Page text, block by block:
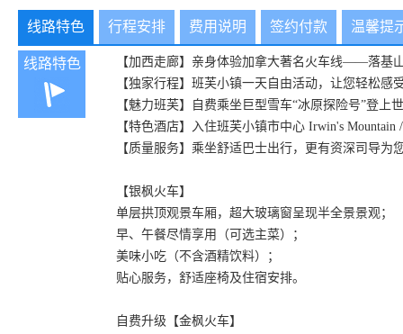
线路特色 行程安排 费用说明 签约付款 温馨提
线路特色
【加西走廊】亲身体验加拿大著名火车线——落基
【独家行程】班芙小镇一天自由活动，让您轻松感
【魅力班芙】自费乘坐巨型雪车“冰原探险号”登上
【特色酒店】入住班芙小镇市中心 Irwin's
【质量服务】乘坐舒适巴士出行，更有资深司导为
【银枫火车】
单层拱顶观景车厢，超大玻璃窗呈现半全景景观；
早、午餐尽情享用（可选主菜）；
美味小吃（不含酒精饮料）；
贴心服务，舒适座椅及住宿安排。
自费升级【金枫火车】